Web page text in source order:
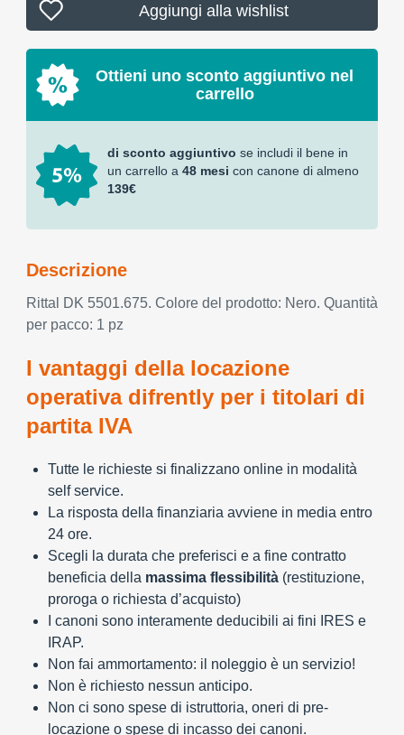
Aggiungi alla wishlist
Ottieni uno sconto aggiuntivo nel
carrello
di sconto aggiuntivo se includi il bene in
un carrello a 48 mesi con canone di almeno
139€
Descrizione
Rittal DK 5501.675. Colore del prodotto: Nero. Quantità
per pacco: 1 pz
I vantaggi della locazione
operativa difrently per i titolari di
partita IVA
Tutte le richieste si finalizzano online in modalità
self service.
La risposta della finanziaria avviene in media entro
24 ore.
Scegli la durata che preferisci e a fine contratto
beneficia della massima flessibilità (restituzione,
proroga o richiesta d’acquisto)
I canoni sono interamente deducibili ai fini IRES e
IRAP.
Non fai ammortamento: il noleggio è un servizio!
Non è richiesto nessun anticipo.
Non ci sono spese di istruttoria, oneri di pre-
locazione o spese di incasso dei canoni.